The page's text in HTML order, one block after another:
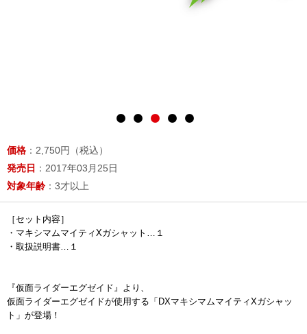
価格 ：2,750円（税込）
発売日 ：2017年03月25日
対象年齢 ：3才以上
［セット内容］
・マキシマムマイティXガシャット…１
・取扱説明書…１
『仮面ライダーエグゼイド』より、
仮面ライダーエグゼイドが使用する「DXマキシマムマイティXガシャッ
ト」が登場！